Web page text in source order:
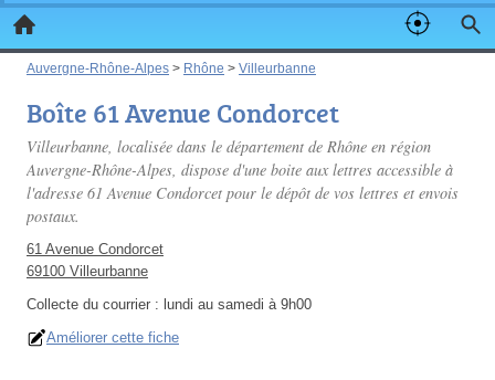
Auvergne-Rhône-Alpes > Rhône > Villeurbanne
Boîte 61 Avenue Condorcet
Villeurbanne, localisée dans le département de Rhône en région
Auvergne-Rhône-Alpes, dispose d'une boite aux lettres accessible à
l'adresse 61 Avenue Condorcet pour le dépôt de vos lettres et envois
postaux.
61 Avenue Condorcet
69100 Villeurbanne
Collecte du courrier : lundi au samedi à 9h00
Améliorer cette fiche